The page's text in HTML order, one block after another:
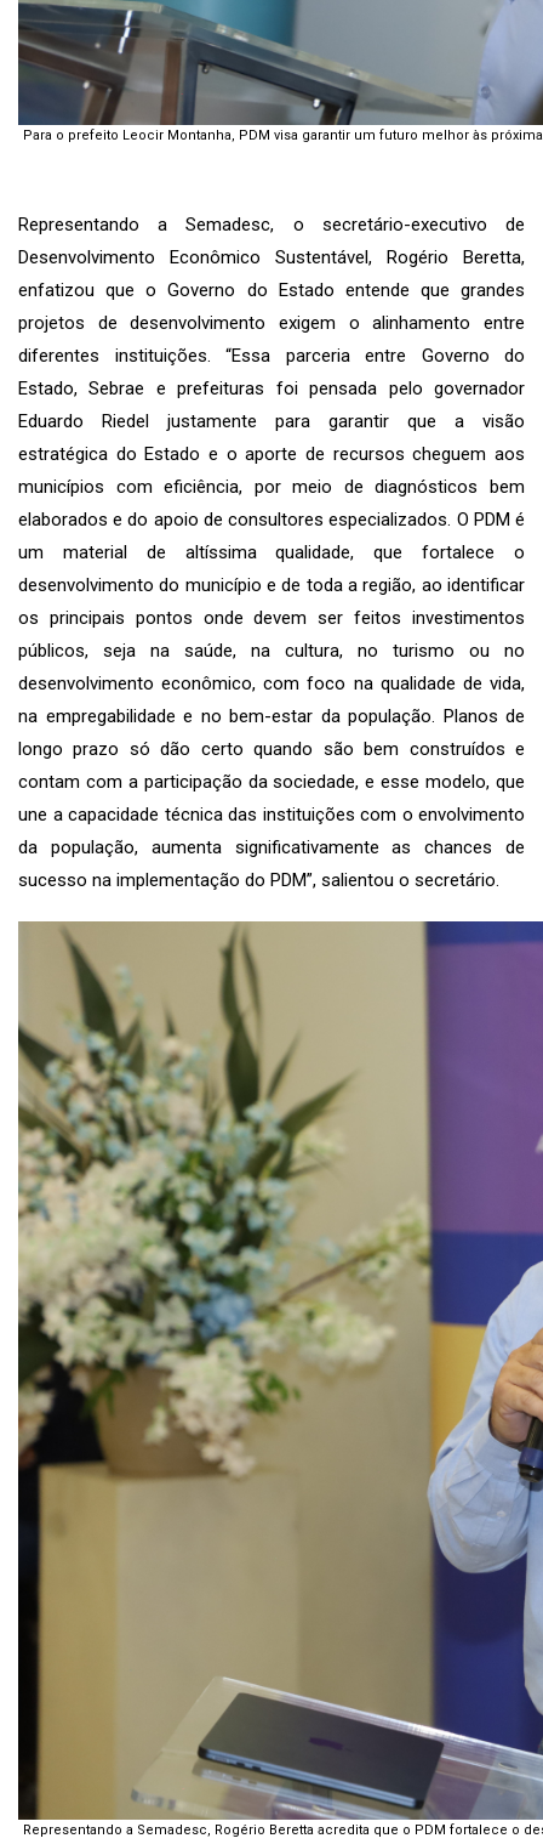
Para o prefeito Leocir Montanha, PDM visa garantir um futuro melhor às
Representando a Semadesc, o secretário-executivo de
Desenvolvimento Econômico Sustentável, Rogério Beretta,
enfatizou que o Governo do Estado entende que grandes
projetos de desenvolvimento exigem o alinhamento entre
diferentes instituições. “Essa parceria entre Governo do
Estado, Sebrae e prefeituras foi pensada pelo governador
Eduardo Riedel justamente para garantir que a visão
estratégica do Estado e o aporte de recursos cheguem aos
municípios com eficiência, por meio de diagnósticos bem
elaborados e do apoio de consultores especializados. O PDM é
um material de altíssima qualidade, que fortalece o
desenvolvimento do município e de toda a região, ao identificar
os principais pontos onde devem ser feitos investimentos
públicos, seja na saúde, na cultura, no turismo ou no
desenvolvimento econômico, com foco na qualidade de vida,
na empregabilidade e no bem-estar da população. Planos de
longo prazo só dão certo quando são bem construídos e
contam com a participação da sociedade, e esse modelo, que
une a capacidade técnica das instituições com o envolvimento
da população, aumenta significativamente as chances de
sucesso na implementação do PDM”, salientou o secretário.
Representando a Semadesc, Rogério Beretta acredita que o PDM fortalece